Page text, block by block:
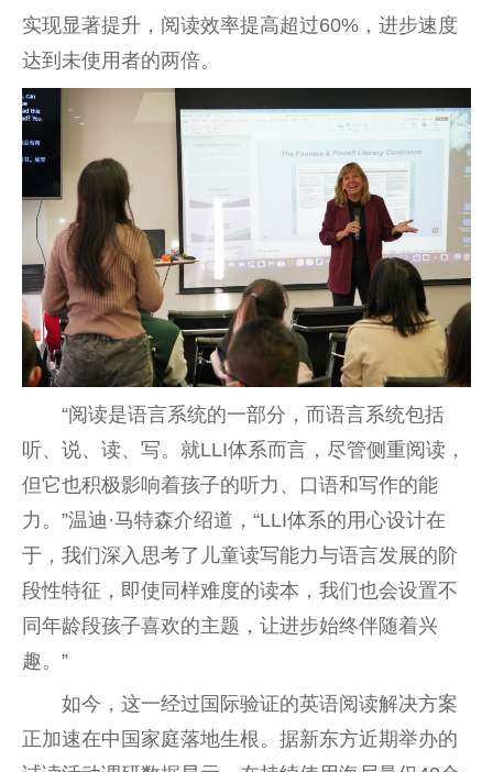
实现显著提升，阅读效率提高超过60%，进步速度
达到未使用者的两倍。
“阅读是语言系统的一部分，而语言系统包括
听、说、读、写。就LLI体系而言，尽管侧重阅读，
但它也积极影响着孩子的听力、口语和写作的能
力。”温迪·马特森介绍道，“LLI体系的用心设计在
于，我们深入思考了儿童读写能力与语言发展的阶
段性特征，即使同样难度的读本，我们也会设置不
同年龄段孩子喜欢的主题，让进步始终伴随着兴
趣。”
如今，这一经过国际验证的英语阅读解决方案
正加速在中国家庭落地生根。据新东方近期举办的